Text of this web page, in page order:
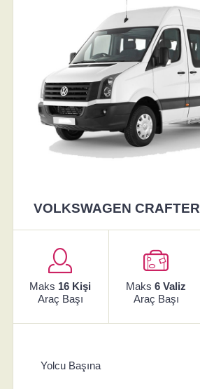
VOLKSWAGEN CRAFTER
Maks 16 Kişi
Araç Başı
Maks 6 Valiz
Araç Başı
Yolcu Başına